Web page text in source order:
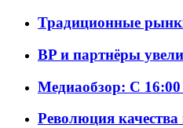
Традиционные
BP и партнёры
Медиаобзор: С 16:00
Революция